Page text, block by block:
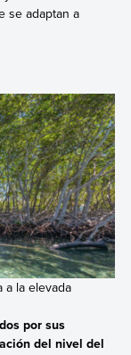
se adaptan a
a la elevada
por sus
del nivel del